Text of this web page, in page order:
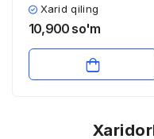
biosintezi
texnologiyasi
Xarid qiling
10,900 so'm